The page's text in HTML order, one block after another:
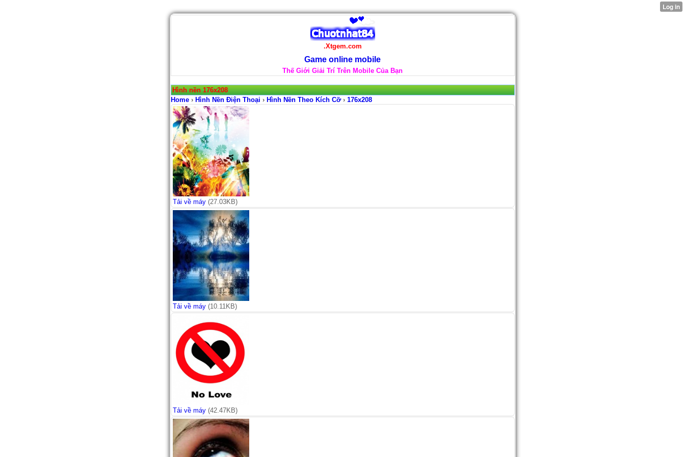
.Xtgem.com
Game online mobile
Thế Giới Giải Trí Trên Mobile Của Bạn
Hình nền 176x208
Home› Hình Nền Điện Thoại › Hình Nền Theo Kích Cỡ› 176x208
Tải về máy(27.03KB)
Tải về máy(10.11KB)
Tải về máy(42.47KB)